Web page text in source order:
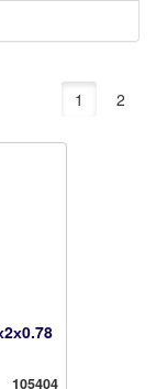
1 2
105404